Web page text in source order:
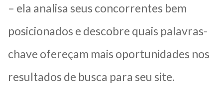
– ela analisa seus concorrentes bem
posicionados e descobre quais palavras-
chave ofereçam mais oportunidades nos
resultados de busca para seu site.